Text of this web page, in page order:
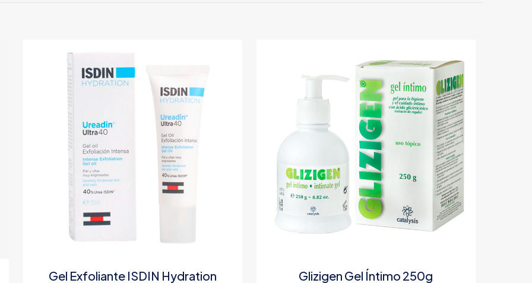
Gel Exfoliante ISDIN Hydration Glizigen Gel Íntimo 250g